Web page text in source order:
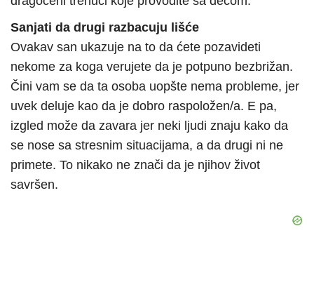
Sanjati da drugi razbacuju lišće
Ovakav san ukazuje na to da ćete pozavideti
nekome za koga verujete da je potpuno bezbrižan.
Čini vam se da ta osoba uopšte nema probleme, jer
uvek deluje kao da je dobro raspoložen/a. E pa,
izgled može da zavara jer neki ljudi znaju kako da
se nose sa stresnim situacijama, a da drugi ni ne
primete. To nikako ne znači da je njihov život
savršen.